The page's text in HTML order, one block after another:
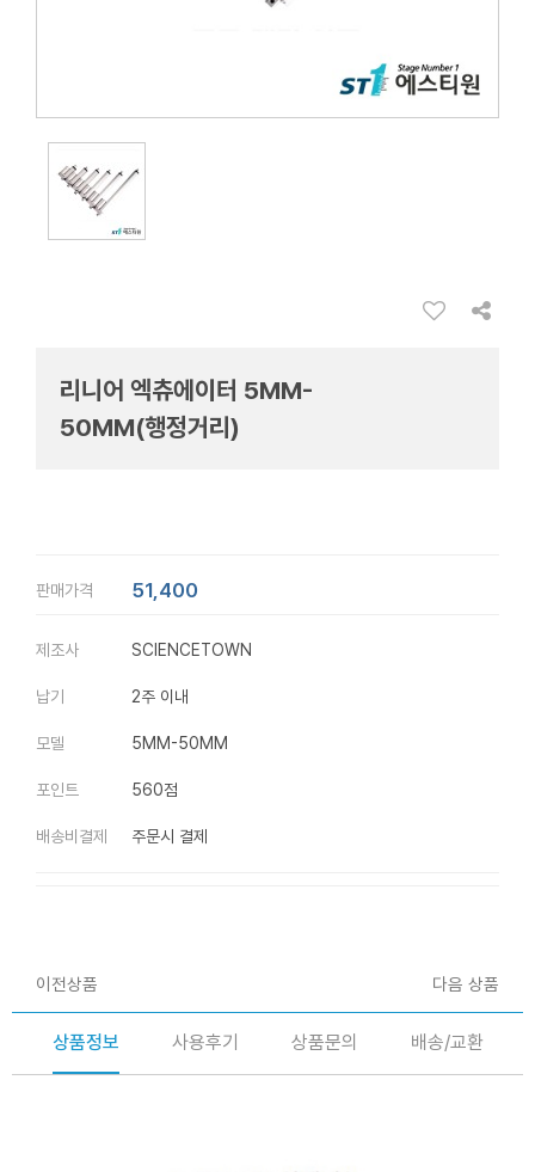
리니어 엑츄에이터 5MM-
50MM(행정거리)
판매가격 51,400
제조사 SCIENCETOWN
납기 2주 이내
모델 5MM-50MM
포인트 560점
배송비결제 주문시 결제
이전상품 다음 상품
상품정보 사용후기 상품문의 배송/교환